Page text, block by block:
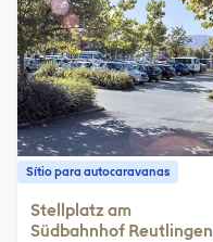
Sítio para autocaravanas
Stellplatz am
Südbahnhof Reutlingen